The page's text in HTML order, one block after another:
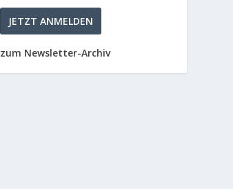
zum Newsletter-Archiv